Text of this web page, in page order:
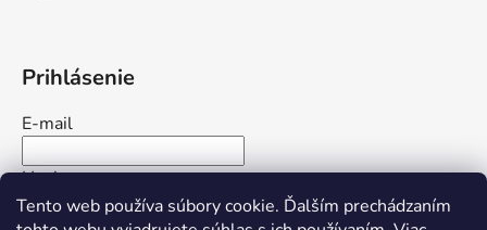
Tento web používa súbory cookie. Ďalším prechádzaním
Prihlásenie
E-mail
Heslo